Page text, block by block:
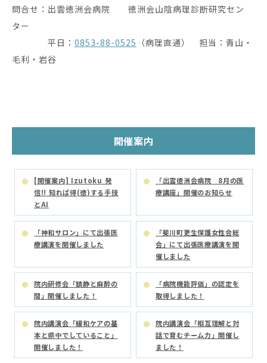
問合せ：出雲徳洲会病院 徳洲会山陰病理診断研究セン
ター
平日： 0853-88-0525 （病理直通） 担当：青山・
毛利・岩谷
開催案内
[開催案内] Izutoku 発
信!! 知れば得(徳)する手技
とAI
「出雲徳洲会病院 8月の医
療講座」開催のお知らせ
「神和サロン」にて出張医
療講演を開催しました
「斐川町更生保護女性会総
会」にて出張医療講演を開
催しました
院内研修会「鎮静と麻酔の
間」開催しました！
「病院機能評価」の認定を
取得しました！
院内講演会「緩和ケアの基
本と県中でしていること」
開催しました！
院内講演会「相互理解と対
話で育むチーム力」開催し
ました！